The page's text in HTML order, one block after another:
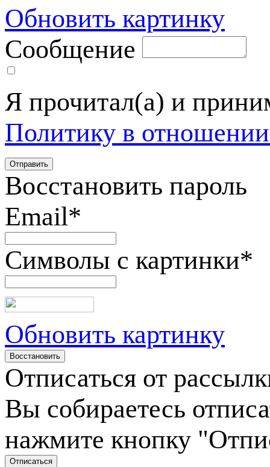
Обновить картинку
Сообщение
Я прочитал(а) и
Политику в
Восстановить пароль
Email*
Символы с картинки*
Обновить картинку
Отписаться от
Вы собираетесь
нажмите кнопку